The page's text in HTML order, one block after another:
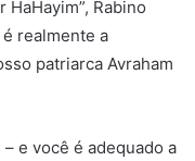
Rabino
realmente a
patriarca Avraham
e você é adequado a